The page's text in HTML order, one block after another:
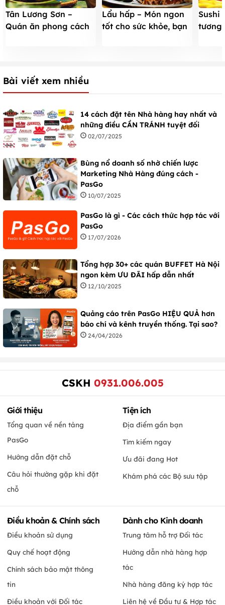
Tân Lương Sơn –
Quán ăn phong cách
Lẩu hấp – Món ngon
tốt cho sức khỏe, bạn
Sushi
tương
Bài viết xem nhiều
14 cách đặt tên Nhà hàng hay nhất và
những điều CẦN TRÁNH tuyệt đối
02/07/2025
Bùng nổ doanh số nhờ chiến lược
Marketing Nhà Hàng đúng cách -
PasGo
10/07/2025
PasGo là gì - Các cách thức hợp tác với
PasGo
17/07/2026
Tổng hợp 30+ các quán BUFFET Hà Nội
ngon kèm ƯU ĐÃI hấp dẫn nhất
12/10/2025
Quảng cáo trên PasGo HIỆU QUẢ hơn
báo chí và kênh truyền thống. Tại sao?
24/04/2026
CSKH 0931.006.005
Giới thiệu
Tổng quan về nền tảng
PasGo
Hướng dẫn đặt chỗ
Câu hỏi thường gặp khi đặt
chỗ
Tiện ích
Địa điểm gần bạn
Tìm kiếm ngay
Ưu đãi đang Hot
Khám phá các Bộ sưu tập
Điều khoản & Chính sách
Điều khoản sử dụng
Quy chế hoạt động
Chính sách bảo mật thông
tin
Điều khoản với Đối tác
Dành cho Kinh doanh
Trung tâm hỗ trợ Đối tác
Hướng dẫn nhà hàng hợp
tác
Nhà hàng đăng ký hợp tác
Liên hệ về Đầu tư & Hợp tác